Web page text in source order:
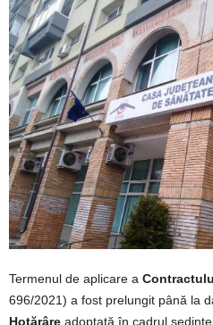
Termenul de aplicare a
696/2021) a fost prelungit până la
Hotărâre adoptată în cadrul